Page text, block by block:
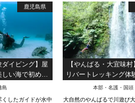
鹿児島県
ダイビング】屋
い海で初めて
！ベーシック
島
くしたガイドが水中
【やんばる・大宜味
リバートレッキング体
ら参加OK・約3時間｜
本部・名護・国頭
大自然のやんばるで川遊び